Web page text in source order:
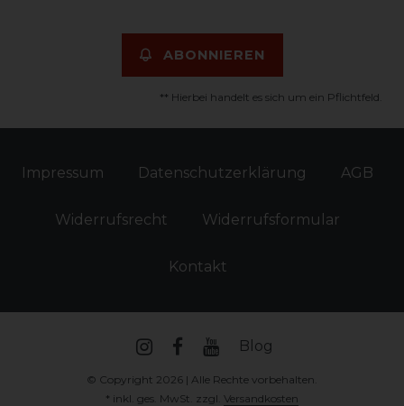
ABONNIEREN
** Hierbei handelt es sich um ein Pflichtfeld.
Impressum Daten­schutz­erklärung AGB
Widerrufs­recht Widerrufs­formular
Kontakt
Blog
© Copyright 2026 | Alle Rechte vorbehalten.
* inkl. ges. MwSt. zzgl. Versandkosten